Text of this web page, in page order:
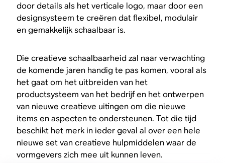
door details als het verticale logo, maar door een
designsysteem te creëren dat flexibel, modulair
en gemakkelijk schaalbaar is.
Die creatieve schaalbaarheid zal naar verwachting
de komende jaren handig te pas komen, vooral als
het gaat om het uitbreiden van het
productsysteem van het bedrijf en het ontwerpen
van nieuwe creatieve uitingen om die nieuwe
items en aspecten te ondersteunen. Tot die tijd
beschikt het merk in ieder geval al over een hele
nieuwe set van creatieve hulpmiddelen waar de
vormgevers zich mee uit kunnen leven.